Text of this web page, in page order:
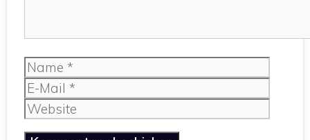
Name
E-
Mail
Website